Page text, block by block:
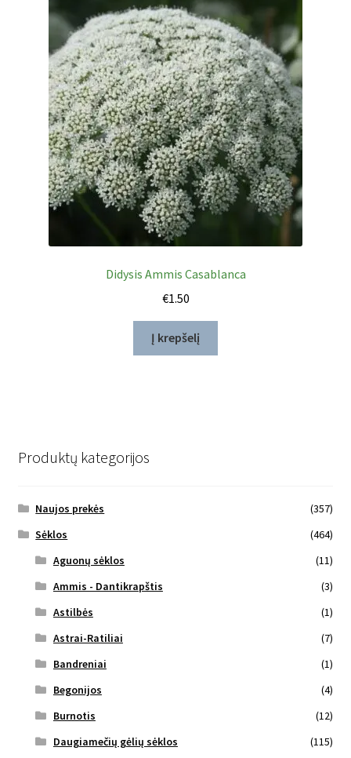
Didysis Ammis Casablanca
€1.50
Į krepšelį
Produktų kategorijos
Naujos prekės
(357)
Sėklos
(464)
Aguonų sėklos
(11)
Ammis - Dantikrapštis
(3)
Astilbės
(1)
Astrai-Ratiliai
(7)
Bandreniai
(1)
Begonijos
(4)
Burnotis
(12)
Daugiamečių gėlių sėklos
(115)